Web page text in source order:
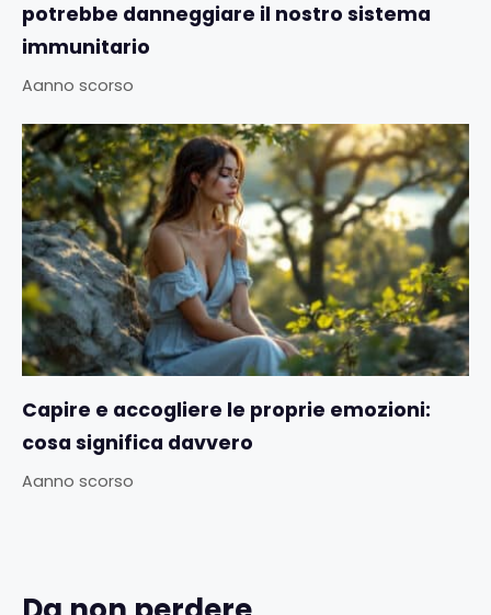
potrebbe danneggiare il nostro sistema
immunitario
Aanno scorso
Capire e accogliere le proprie emozioni:
cosa significa davvero
Aanno scorso